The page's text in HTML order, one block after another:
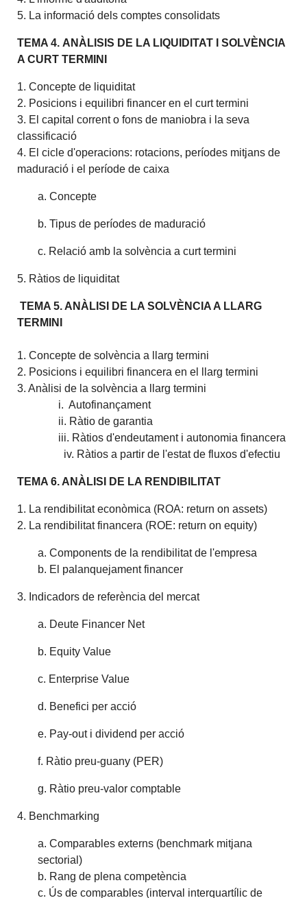
5. La informació dels comptes consolidats
TEMA 4. ANÀLISIS DE LA LIQUIDITAT I SOLVÈNCIA
A CURT TERMINI
1. Concepte de liquiditat
2. Posicions i equilibri financer en el curt termini
3. El capital corrent o fons de maniobra i la seva
classificació
4. El cicle d'operacions: rotacions, períodes mitjans de
maduració i el període de caixa
a. Concepte
b. Tipus de períodes de maduració
c. Relació amb la solvència a curt termini
5. Ràtios de liquiditat
TEMA 5. ANÀLISI DE LA SOLVÈNCIA A LLARG
TERMINI
1. Concepte de solvència a llarg termini
2. Posicions i equilibri financera en el llarg termini
3. Anàlisi de la solvència a llarg termini
i. Autofinançament
ii. Ràtio de garantia
iii. Ràtios d'endeutament i autonomia financera
iv. Ràtios a partir de l'estat de fluxos d'efectiu
TEMA 6. ANÀLISI DE LA RENDIBILITAT
1. La rendibilitat econòmica (ROA: return on assets)
2. La rendibilitat financera (ROE: return on equity)
a. Components de la rendibilitat de l'empresa
b. El palanquejament financer
3. Indicadors de referència del mercat
a. Deute Financer Net
b. Equity Value
c. Enterprise Value
d. Benefici per acció
e. Pay-out i dividend per acció
f. Ràtio preu-guany (PER)
g. Ràtio preu-valor comptable
4. Benchmarking
a. Comparables externs (benchmark mitjana
sectorial)
b. Rang de plena competència
c. Ús de comparables (interval interquartílic de